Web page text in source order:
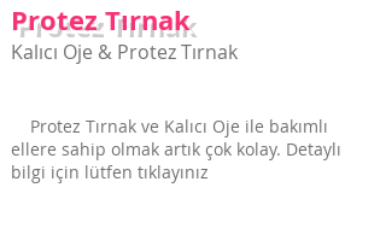
Protez Tırnak
Kalıcı Oje & Protez Tırnak
Protez Tırnak ve Kalıcı Oje ile bakımlı
ellere sahip olmak artık çok kolay. Detaylı
bilgi için lütfen tıklayınız